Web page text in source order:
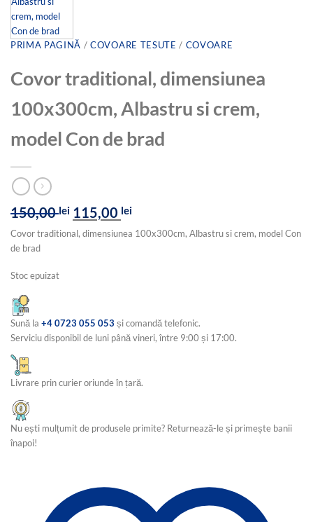
PRIMA PAGINĂ / COVOARE TESUTE / COVOARE
Covor traditional, dimensiunea
100x300cm, Albastru si crem,
model Con de brad
150,00lei Prețul
inițial
a
115,00 leiPrețul
curent
este:
Covor traditional, dimensiunea 100x300cm, Albastru si crem, model Con
de brad
Stoc epuizat
Sună la +4 0723 055 053 și comandă telefonic.
Serviciu disponibil de luni până vineri, între 9:00 și 17:00.
Livrare prin curier oriunde în țară.
Nu ești mulțumit de produsele primite? Returnează-le și primește banii
înapoi!